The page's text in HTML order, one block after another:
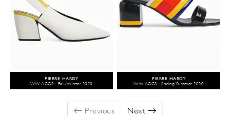
PIERRE HARDY
WW ACCS - Fall/Winter 2020
PIERRE HARDY
WW ACCS - Spring/Summer 2020
Previous Next